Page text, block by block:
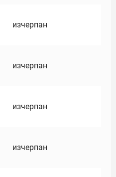
изчерпан
изчерпан
изчерпан
изчерпан